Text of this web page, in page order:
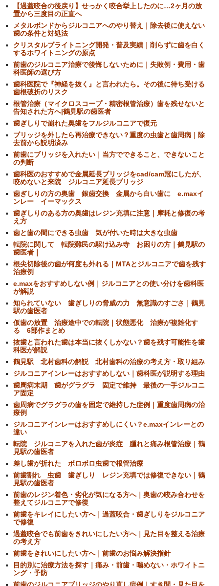
【過蓋咬合の後戻り】せっかく咬合挙上したのに…2ヶ月の放
置から三度目の正直へ
メタルボンドからジルコニアへのやり替え｜除去後に使えない
歯の条件と対処法
クリスタルブライトニング開発・普及実績｜削らずに歯を白く
するホワイトニングの原点
前歯のジルコニア治療で後悔しないために｜失敗例・費用・歯
科医師の選び方
歯科医院で『神経を抜く』と言われたら。その後に待ち受ける
歯根破折のリスク
根管治療（マイクロスコープ・精密根管治療）歯を残せないと
告知された方へ|鶴見駅の歯医者
歯ぎしりで崩れた奥歯をフルジルコニアで復元
ブリッジを外したら再治療できない？重度の虫歯と歯周病｜除
去前から説明済み
前歯にブリッジを入れたい｜当方でできること、できないこと
の判断
歯科医のおすすめで金属延長ブリッジをcad/cam冠にしたが、
咬めないと来院 ジルコニア延長ブリッジ
歯ぎしりの方の奥歯 銀歯交換 金属から白い歯に e.maxイ
ンレー イーマックス
歯ぎしりのある方の奥歯はレジン充填に注意｜摩耗と修復の考
え方
歯と歯の間にできる虫歯 気が付いた時は大きな虫歯
転院に関して 転院難民の駆け込み寺 お困りの方｜鶴見駅の
歯医者｜
根尖切除後の歯が何度も外れる｜MTAとジルコニアで歯を残す
治療例
e.maxをおすすめしない例｜ジルコニアとの使い分けを歯科医
が解説
知られていない 歯ぎしりの脅威の力 無意識のすごさ｜鶴見
駅の歯医者
仮歯の放置 治療途中での転院｜状態悪化 治療が複雑化す
る 6部作まとめ
抜歯と言われた歯は本当に抜くしかない？歯を残す可能性を歯
科医が解説
鶴見駅 北村歯科の解説 北村歯科の治療の考え方・取り組み
ジルコニアインレーはおすすめしない｜歯科医が説明する理由
歯周病末期 歯がグラグラ 固定で維持 最後の一手ジルコニ
ア固定
歯周病でグラグラの歯を固定で維持した症例｜重度歯周病の治
療例
ジルコニアインレーはおすすめしにくい？e.maxインレーとの
違い
転院 ジルコニアを入れた歯が炎症 腫れと痛み根管治療｜鶴
見駅の歯医者
差し歯が折れた ボロボロ虫歯で根管治療
前歯割れ 虫歯 歯ぎしり レジン充填では修復できない｜鶴
見駅の歯医者
前歯のレジン着色・劣化が気になる方へ｜奥歯の咬み合わせを
整えてジルコニアで修復
前歯をキレイにしたい方へ｜過蓋咬合・歯ぎしりをジルコニア
で修復
過蓋咬合でも前歯をきれいにしたい方へ｜見た目を整える治療
の考え方
前歯をきれいにしたい方へ｜前歯のお悩み解決指針
目的別に治療方法を探す｜痛み・前歯・噛めない・ホワイトニ
ング・予防